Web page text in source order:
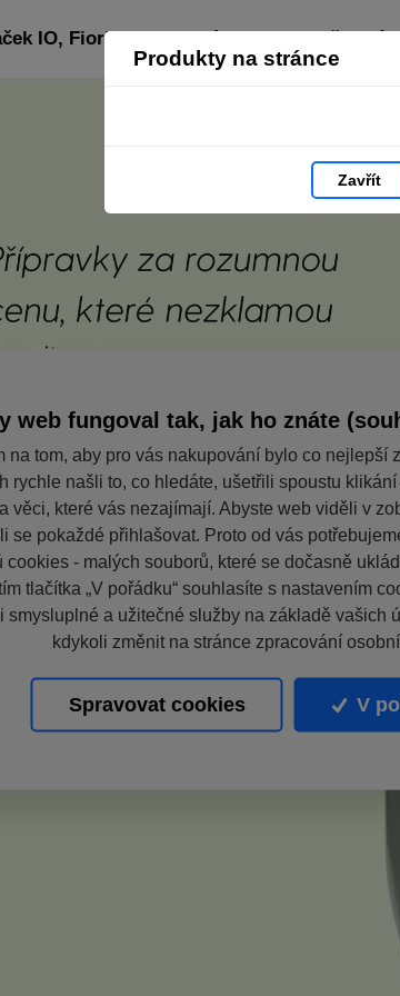
Produkty na stránce
Zavřít
web fungoval tak, jak ho znáte
na tom, aby pro vás nakupování bylo co nejlepší
rychle našli to, co hledáte, ušetřili spoustu
věci, které vás nezajímají. Abyste web viděli v
se pokaždé přihlašovat. Proto od vás
cookies - malých souborů, které se dočasně
tlačítka „V pořádku“ souhlasíte s nastavením
smysluplné a užitečné služby na základě vašich
kdykoli změnit na stránce zpracování
Spravovat cookies V